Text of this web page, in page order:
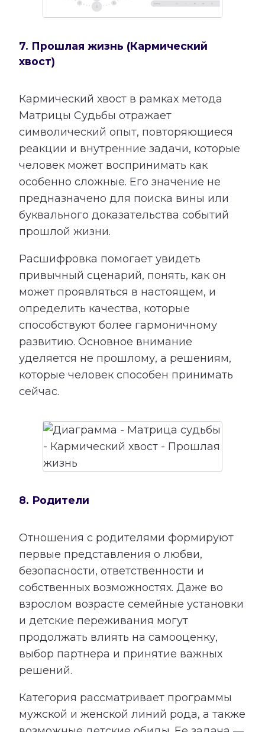
7. Прошлая жизнь (Кармический
хвост)
Кармический хвост в рамках метода
Матрицы Судьбы отражает
символический опыт, повторяющиеся
реакции и внутренние задачи, которые
человек может воспринимать как
особенно сложные. Его значение не
предназначено для поиска вины или
буквального доказательства событий
прошлой жизни.
Расшифровка помогает увидеть
привычный сценарий, понять, как он
может проявляться в настоящем, и
определить качества, которые
способствуют более гармоничному
развитию. Основное внимание
уделяется не прошлому, а решениям,
которые человек способен принимать
сейчас.
8. Родители
Отношения с родителями формируют
первые представления о любви,
безопасности, ответственности и
собственных возможностях. Даже во
взрослом возрасте семейные установки
и детские переживания могут
продолжать влиять на самооценку,
выбор партнера и принятие важных
решений.
Категория рассматривает программы
мужской и женской линий рода, а также